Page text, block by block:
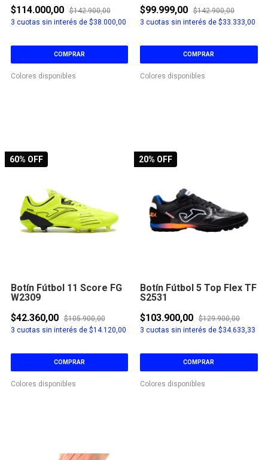
$114.000,00
$142.900,00
3 cuotas sin interés de $38.000,00
COMPRAR
Colores disponibles
$99.999,00
$142.900,00
3 cuotas sin interés de $33.333,00
COMPRAR
Colores disponibles
60% OFF
Botín Fútbol 11 Score FG
W2309
$42.360,00
$105.900,00
3 cuotas sin interés de $14.120,00
COMPRAR
Colores disponibles
20% OFF
Botín Fútbol 5 Top Flex TF
S2531
$103.900,00
$129.900,00
3 cuotas sin interés de $34.633,33
COMPRAR
Colores disponibles